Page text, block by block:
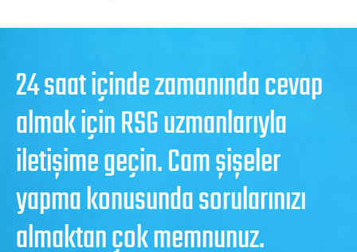
24 saat içinde zamanında cevap
almak için RSG uzmanlarıyla
iletişime geçin. Cam şişeler
yapma konusunda sorularınızı
almaktan çok memnunuz.